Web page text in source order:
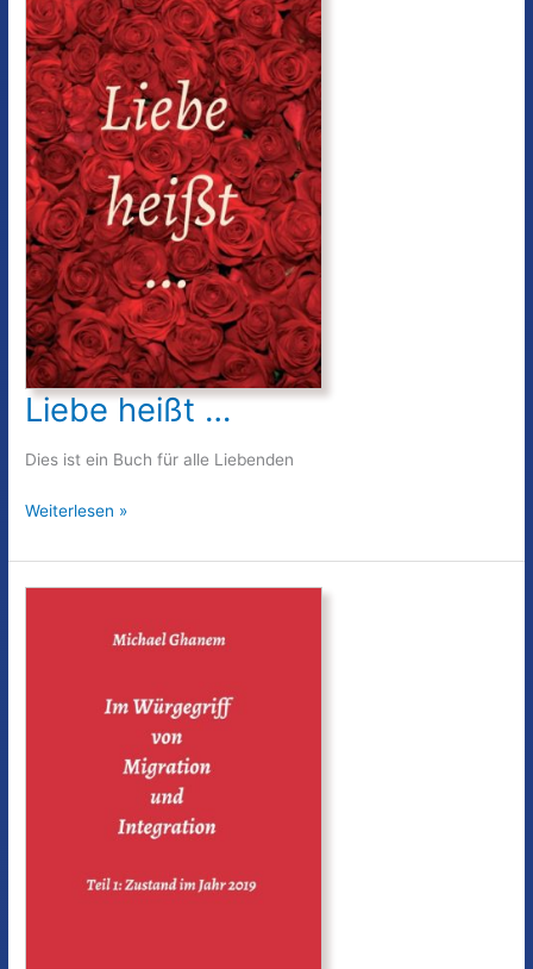
Liebe heißt …
Dies ist ein Buch für alle Liebenden
Liebe
…
Weiterlesen »